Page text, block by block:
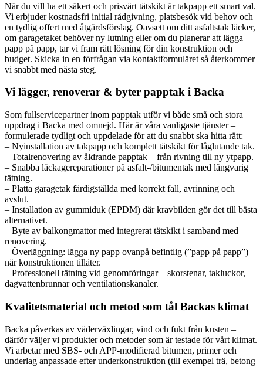
När du vill ha ett säkert och prisvärt tätskikt är takpapp ett smart val.
Vi erbjuder kostnadsfri initial rådgivning, platsbesök vid behov och
en tydlig offert med åtgärdsförslag. Oavsett om ditt asfaltstak läcker,
om garagetaket behöver ny lutning eller om du planerar att lägga
papp på papp, tar vi fram rätt lösning för din konstruktion och
budget. Skicka in en förfrågan via kontaktformuläret så återkommer
vi snabbt med nästa steg.
Vi lägger, renoverar & byter papptak i Backa
Som fullservicepartner inom papptak utför vi både små och stora
uppdrag i Backa med omnejd. Här är våra vanligaste tjänster –
formulerade tydligt och uppdelade för att du snabbt ska hitta rätt:
– Nyinstallation av takpapp och komplett tätskikt för låglutande tak.
– Totalrenovering av åldrande papptak – från rivning till ny ytpapp.
– Snabba läckagereparationer på asfalt-/bitumentak med långvarig
tätning.
– Platta garagetak färdigställda med korrekt fall, avrinning och
avslut.
– Installation av gummiduk (EPDM) där kravbilden gör det till bästa
alternativet.
– Byte av balkongmattor med integrerat tätskikt i samband med
renovering.
– Överläggning: lägga ny papp ovanpå befintlig (”papp på papp”)
när konstruktionen tillåter.
– Professionell tätning vid genomföringar – skorstenar, takluckor,
dagvattenbrunnar och ventilationskanaler.
Kvalitetsmaterial och metod som tål Backas klimat
Backa påverkas av väderväxlingar, vind och fukt från kusten –
därför väljer vi produkter och metoder som är testade för vårt klimat.
Vi arbetar med SBS- och APP-modifierad bitumen, primer och
underlag anpassade efter underkonstruktion (till exempel trä, betong